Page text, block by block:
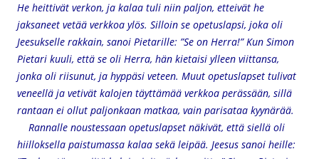
He heittivät verkon, ja kalaa tuli niin paljon, etteivät he
jaksaneet vetää verkkoa ylös. Silloin se opetuslapsi, joka oli
Jeesukselle rakkain, sanoi Pietarille: ”Se on Herra!” Kun Simon
Pietari kuuli, että se oli Herra, hän kietaisi ylleen viittansa,
jonka oli riisunut, ja hyppäsi veteen. Muut opetuslapset tulivat
veneellä ja vetivät kalojen täyttämää verkkoa perässään, sillä
rantaan ei ollut paljonkaan matkaa, vain parisataa kyynärää.
Rannalle noustessaan opetuslapset näkivät, että siellä oli
hiilloksella paistumassa kalaa sekä leipää. Jeesus sanoi heille: